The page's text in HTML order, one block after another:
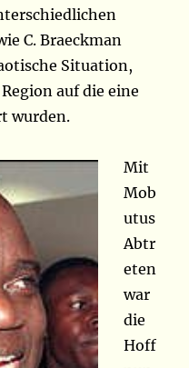
C. Braeckman
Situation,
auf die eine
wurden.
Mit
Mob
utus
Abtr
eten
war
die
Hoff